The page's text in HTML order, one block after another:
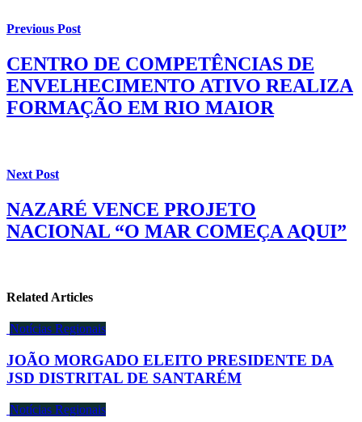
Previous Post
CENTRO DE COMPETÊNCIAS DE
ENVELHECIMENTO ATIVO REALIZA
FORMAÇÃO EM RIO MAIOR
Next Post
NAZARÉ VENCE PROJETO
NACIONAL “O MAR COMEÇA AQUI”
Related Articles
Notícias Regionais
JOÃO MORGADO ELEITO PRESIDENTE DA
JSD DISTRITAL DE SANTARÉM
Notícias Regionais